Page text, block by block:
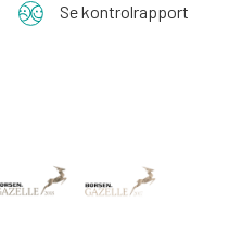
Se kontrolrapport